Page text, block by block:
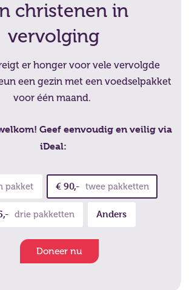
christenen in
vervolging
er honger voor vele vervolgde
een gezin met een voedselpakket
voor één maand.
Geef eenvoudig en veilig via
iDeal:
pakket € 90,- twee pakketten
drie pakketten Anders
Doneer nu